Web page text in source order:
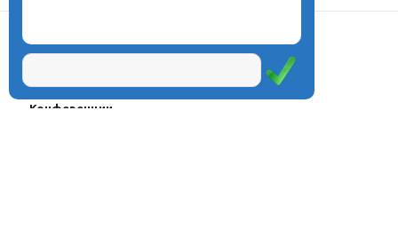
Проекты
Олимпиады
Конферeнции